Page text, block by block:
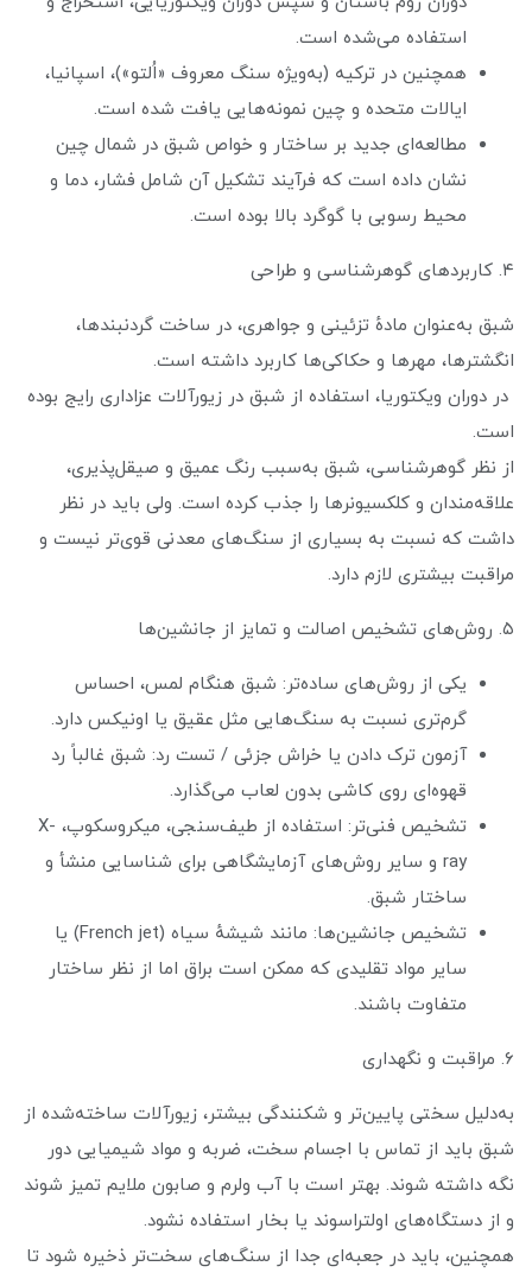
استفاده می‌شده است.
همچنین در ترکیه (به‌ویژه سنگ معروف «اُلتو»)، اسپانیا،
ایالات متحده و چین نمونه‌هایی یافت شده است.
مطالعه‌ای جدید بر ساختار و خواص شبق در شمال چین
نشان داده است که فرآیند تشکیل آن شامل فشار، دما و
محیط رسوبی با گوگرد بالا بوده است.
۴. کاربردهای گوهرشناسی و طراحی
شبق به‌عنوان مادهٔ تزئینی و جواهری، در ساخت گردنبندها،
انگشترها، مهرها و حکاکی‌ها کاربرد داشته است.
در دوران ویکتوریا، استفاده از شبق در زیورآلات عزاداری رایج بوده
است.
از نظر گوهرشناسی، شبق به‌سبب رنگ عمیق و صیقل‌پذیری،
علاقه‌مندان و کلکسیونرها را جذب کرده است. ولی باید در نظر
داشت که نسبت به بسیاری از سنگ‌های معدنی قوی‌تر نیست و
مراقبت بیشتری لازم دارد.
۵. روش‌های تشخیص اصالت و تمایز از جانشین‌ها
یکی از روش‌های ساده‌تر: شبق هنگام لمس، احساس
گرم‌تری نسبت به سنگ‌هایی مثل عقیق یا اونیکس دارد.
آزمون ترک دادن یا خراش جزئی / تست رد: شبق غالباً رد
قهوه‌ای روی کاشی بدون لعاب می‌گذارد.
تشخیص فنی‌تر: استفاده از طیف‌سنجی، میکروسکوپ، X-
ray و سایر روش‌های آزمایشگاهی برای شناسایی منشأ و
ساختار شبق.
تشخیص جانشین‌ها: مانند شیشهٔ سیاه (French jet) یا
سایر مواد تقلیدی که ممکن است براق اما از نظر ساختار
متفاوت باشند.
۶. مراقبت و نگهداری
به‌دلیل سختی پایین‌تر و شکنندگی بیشتر، زیورآلات ساخته‌شده از
شبق باید از تماس با اجسام سخت، ضربه و مواد شیمیایی دور
نگه داشته شوند. بهتر است با آب ولرم و صابون ملایم تمیز شوند
و از دستگاه‌های اولتراسوند یا بخار استفاده نشود.
همچنین، باید در جعبه‌ای جدا از سنگ‌های سخت‌تر ذخیره شود تا